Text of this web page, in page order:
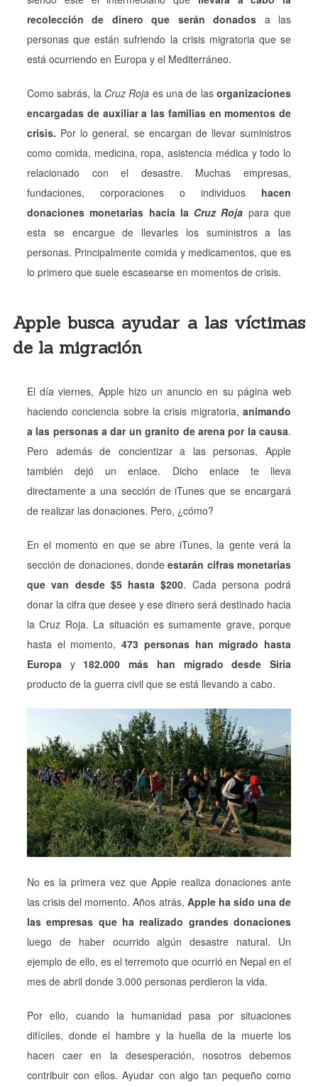
recolección de dinero que serán donados a las
personas que están sufriendo la crisis migratoria que se
está ocurriendo en Europa y el Mediterráneo.
Como sabrás, la Cruz Roja es una de lasorganizaciones
encargadas de auxiliar a las familias en momentos de
crisis. Por lo general, se encargan de llevar suministros
como comida, medicina, ropa, asistencia médica y todo lo
relacionado con el desastre. Muchas empresas,
fundaciones, corporaciones o individuos hacen
donaciones monetarias hacia la Cruz Roja para que
esta se encargue de llevarles los suministros a las
personas. Principalmente comida y medicamentos, que es
lo primero que suele escasearse en momentos de crisis.
Apple busca ayudar a las víctimas
de la migración
El día viernes, Apple hizo un anuncio en su página web
haciendo conciencia sobre la crisis migratoria, animando
a las personas a dar un granito de arena por la causa.
Pero además de concientizar a las personas, Apple
también dejó un enlace. Dicho enlace te lleva
directamente a una sección de iTunes que se encargará
de realizar las donaciones. Pero, ¿cómo?
En el momento en que se abre iTunes, la gente verá la
sección de donaciones, dondeestarán cifras monetarias
que van desde $5 hasta $200. Cada persona podrá
donar la cifra que desee y ese dinero será destinado hacia
la Cruz Roja. La situación es sumamente grave, porque
hasta el momento,473 personas han migrado hasta
Europa y 182.000 más han migrado desde Siria
producto de la guerra civil que se está llevando a cabo.
No es la primera vez que Apple realiza donaciones ante
las crisis del momento. Años atrás, Apple ha sido una de
las empresas que ha realizado grandes donaciones
luego de haber ocurrido algún desastre natural. Un
ejemplo de ello, es el terremoto que ocurrió en Nepal en el
mes de abril donde 3.000 personas perdieron la vida.
Por ello, cuando la humanidad pasa por situaciones
difíciles, donde el hambre y la huella de la muerte los
hacen caer en la desesperación, nosotros debemos
contribuir con ellos. Ayudar con algo tan pequeño como